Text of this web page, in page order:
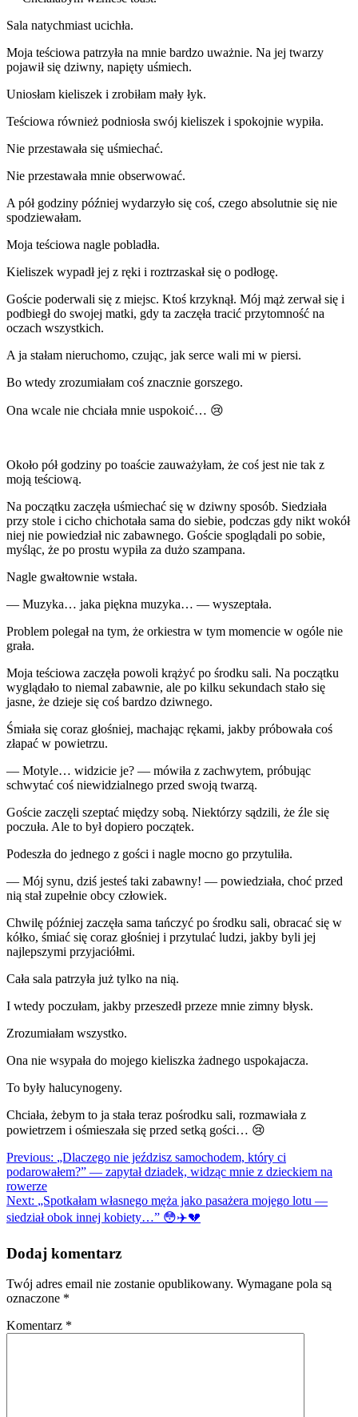
Sala natychmiast ucichła.
Moja teściowa patrzyła na mnie bardzo uważnie. Na jej twarzy
pojawił się dziwny, napięty uśmiech.
Uniosłam kieliszek i zrobiłam mały łyk.
Teściowa również podniosła swój kieliszek i spokojnie wypiła.
Nie przestawała się uśmiechać.
Nie przestawała mnie obserwować.
A pół godziny później wydarzyło się coś, czego absolutnie się nie
spodziewałam.
Moja teściowa nagle pobladła.
Kieliszek wypadł jej z ręki i roztrzaskał się o podłogę.
Goście poderwali się z miejsc. Ktoś krzyknął. Mój mąż zerwał się i
podbiegł do swojej matki, gdy ta zaczęła tracić przytomność na
oczach wszystkich.
A ja stałam nieruchomo, czując, jak serce wali mi w piersi.
Bo wtedy zrozumiałam coś znacznie gorszego.
Ona wcale nie chciała mnie uspokoić… 😢
Około pół godziny po toaście zauważyłam, że coś jest nie tak z
moją teściową.
Na początku zaczęła uśmiechać się w dziwny sposób. Siedziała
przy stole i cicho chichotała sama do siebie, podczas gdy nikt wokół
niej nie powiedział nic zabawnego. Goście spoglądali po sobie,
myśląc, że po prostu wypiła za dużo szampana.
Nagle gwałtownie wstała.
— Muzyka… jaka piękna muzyka… — wyszeptała.
Problem polegał na tym, że orkiestra w tym momencie w ogóle nie
grała.
Moja teściowa zaczęła powoli krążyć po środku sali. Na początku
wyglądało to niemal zabawnie, ale po kilku sekundach stało się
jasne, że dzieje się coś bardzo dziwnego.
Śmiała się coraz głośniej, machając rękami, jakby próbowała coś
złapać w powietrzu.
— Motyle… widzicie je? — mówiła z zachwytem, próbując
schwytać coś niewidzialnego przed swoją twarzą.
Goście zaczęli szeptać między sobą. Niektórzy sądzili, że źle się
poczuła. Ale to był dopiero początek.
Podeszła do jednego z gości i nagle mocno go przytuliła.
— Mój synu, dziś jesteś taki zabawny! — powiedziała, choć przed
nią stał zupełnie obcy człowiek.
Chwilę później zaczęła sama tańczyć po środku sali, obracać się w
kółko, śmiać się coraz głośniej i przytulać ludzi, jakby byli jej
najlepszymi przyjaciółmi.
Cała sala patrzyła już tylko na nią.
I wtedy poczułam, jakby przeszedł przeze mnie zimny błysk.
Zrozumiałam wszystko.
Ona nie wsypała do mojego kieliszka żadnego uspokajacza.
To były halucynogeny.
Chciała, żebym to ja stała teraz pośrodku sali, rozmawiała z
powietrzem i ośmieszała się przed setką gości… 😢
Nawigacja
wpisu
Previous: „Dlaczego nie jeździsz samochodem, który ci
podarowałem?” — zapytał dziadek, widząc mnie z dzieckiem na
rowerze
Next: „Spotkałam własnego męża jako pasażera mojego lotu —
siedział obok innej kobiety…” 😳✈️💔
Dodaj komentarz
Twój adres email nie zostanie opublikowany. Wymagane pola są
oznaczone *
Komentarz *